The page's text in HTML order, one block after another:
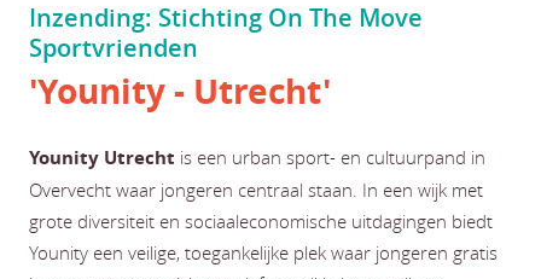
Inzending: Stichting On The Move
Sportvrienden
'Younity - Utrecht'
Younity Utrecht is een urban sport- en cultuurpand in
Overvecht waar jongeren centraal staan. In een wijk met
grote diversiteit en sociaaleconomische uitdagingen biedt
Younity een veilige, toegankelijke plek waar jongeren gratis